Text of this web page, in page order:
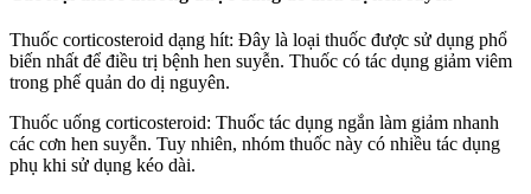
Thuốc corticosteroid dạng hít: Đây là loại thuốc được sử dụng phổ
biến nhất để điều trị bệnh hen suyễn. Thuốc có tác dụng giảm viêm
trong phế quản do dị nguyên.
Thuốc uống corticosteroid: Thuốc tác dụng ngắn làm giảm nhanh
các cơn hen suyễn. Tuy nhiên, nhóm thuốc này có nhiều tác dụng
phụ khi sử dụng kéo dài.